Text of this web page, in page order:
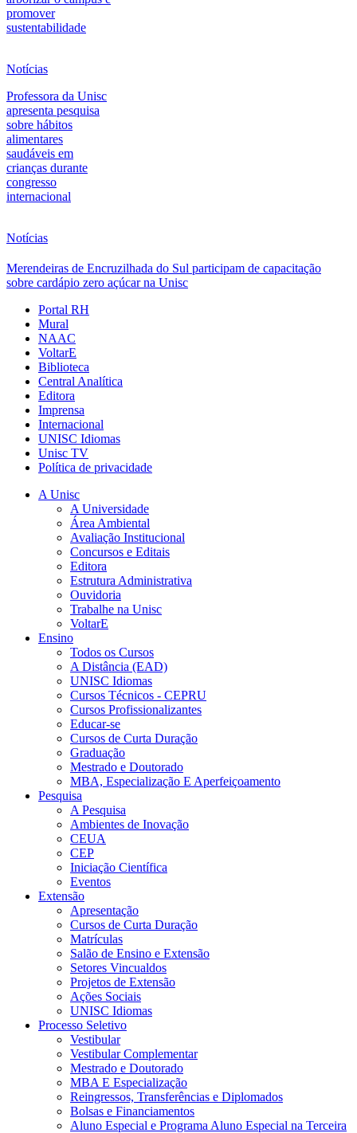
promover
sustentabilidade
Notícias
Professora da Unisc
apresenta pesquisa
sobre hábitos
alimentares
saudáveis em
crianças durante
congresso
internacional
Notícias
Merendeiras de Encruzilhada do Sul participam de capacitação
sobre cardápio zero açúcar na Unisc
Portal RH
Mural
NAAC
VoltarE
Biblioteca
Central Analítica
Editora
Imprensa
Internacional
UNISC Idiomas
Unisc TV
Política de privacidade
A Unisc
A Universidade
Área Ambiental
Avaliação Institucional
Concursos e Editais
Editora
Estrutura Administrativa
Ouvidoria
Trabalhe na Unisc
VoltarE
Ensino
Todos os Cursos
A Distância (EAD)
UNISC Idiomas
Cursos Técnicos - CEPRU
Cursos Profissionalizantes
Educar-se
Cursos de Curta Duração
Graduação
Mestrado e Doutorado
MBA, Especialização E Aperfeiçoamento
Pesquisa
A Pesquisa
Ambientes de Inovação
CEUA
CEP
Iniciação Científica
Eventos
Extensão
Apresentação
Cursos de Curta Duração
Matrículas
Salão de Ensino e Extensão
Setores Vincualdos
Projetos de Extensão
Ações Sociais
UNISC Idiomas
Processo Seletivo
Vestibular
Vestibular Complementar
Mestrado e Doutorado
MBA E Especialização
Reingressos, Transferências e Diplomados
Bolsas e Financiamentos
Aluno Especial e Programa Aluno Especial na Terceira